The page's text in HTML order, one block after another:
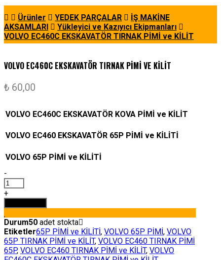
Ürünler YEDEK PARÇALAR
İŞ MAKİNE
AKSAMLARI
Yükleyici ve Kazıyıcı Ekipmanları
VOLVO EC460C EKSKAVATÖR TIRNAK PİMİ ve KİLİT
VOLVO EC460C EKSKAVATÖR TIRNAK PİMİ VE KİLİT
₺ 60,00
VOLVO EC460C EKSKAVATÖR KOVA PİMİ ve KİLİT
VOLVO EC460 EKSKAVATÖR 65P PİMİ ve KİLİTİ
VOLVO 65P PİMİ ve KİLİTİ
-
VOLVO
EC460C
EKSKAVATÖR
TIRNAK
PİMİ
ve
KİLİT
adet
+
Durum50 adet stokta
Etiketler65P PİMİ ve KİLİTİ, VOLVO 65P PİMİ, VOLVO
65P TIRNAK PİMİ ve KİLİT, VOLVO EC460 TIRNAK PİMİ
65P, VOLVO EC460 TIRNAK PİMİ ve KİLİT, VOLVO